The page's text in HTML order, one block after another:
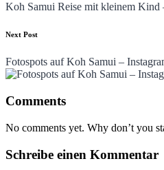
Koh Samui Reise mit kleinem Kind
Next Post
Fotospots auf Koh Samui –
Comments
No comments yet. Why don’t you
Schreibe einen Kommentar